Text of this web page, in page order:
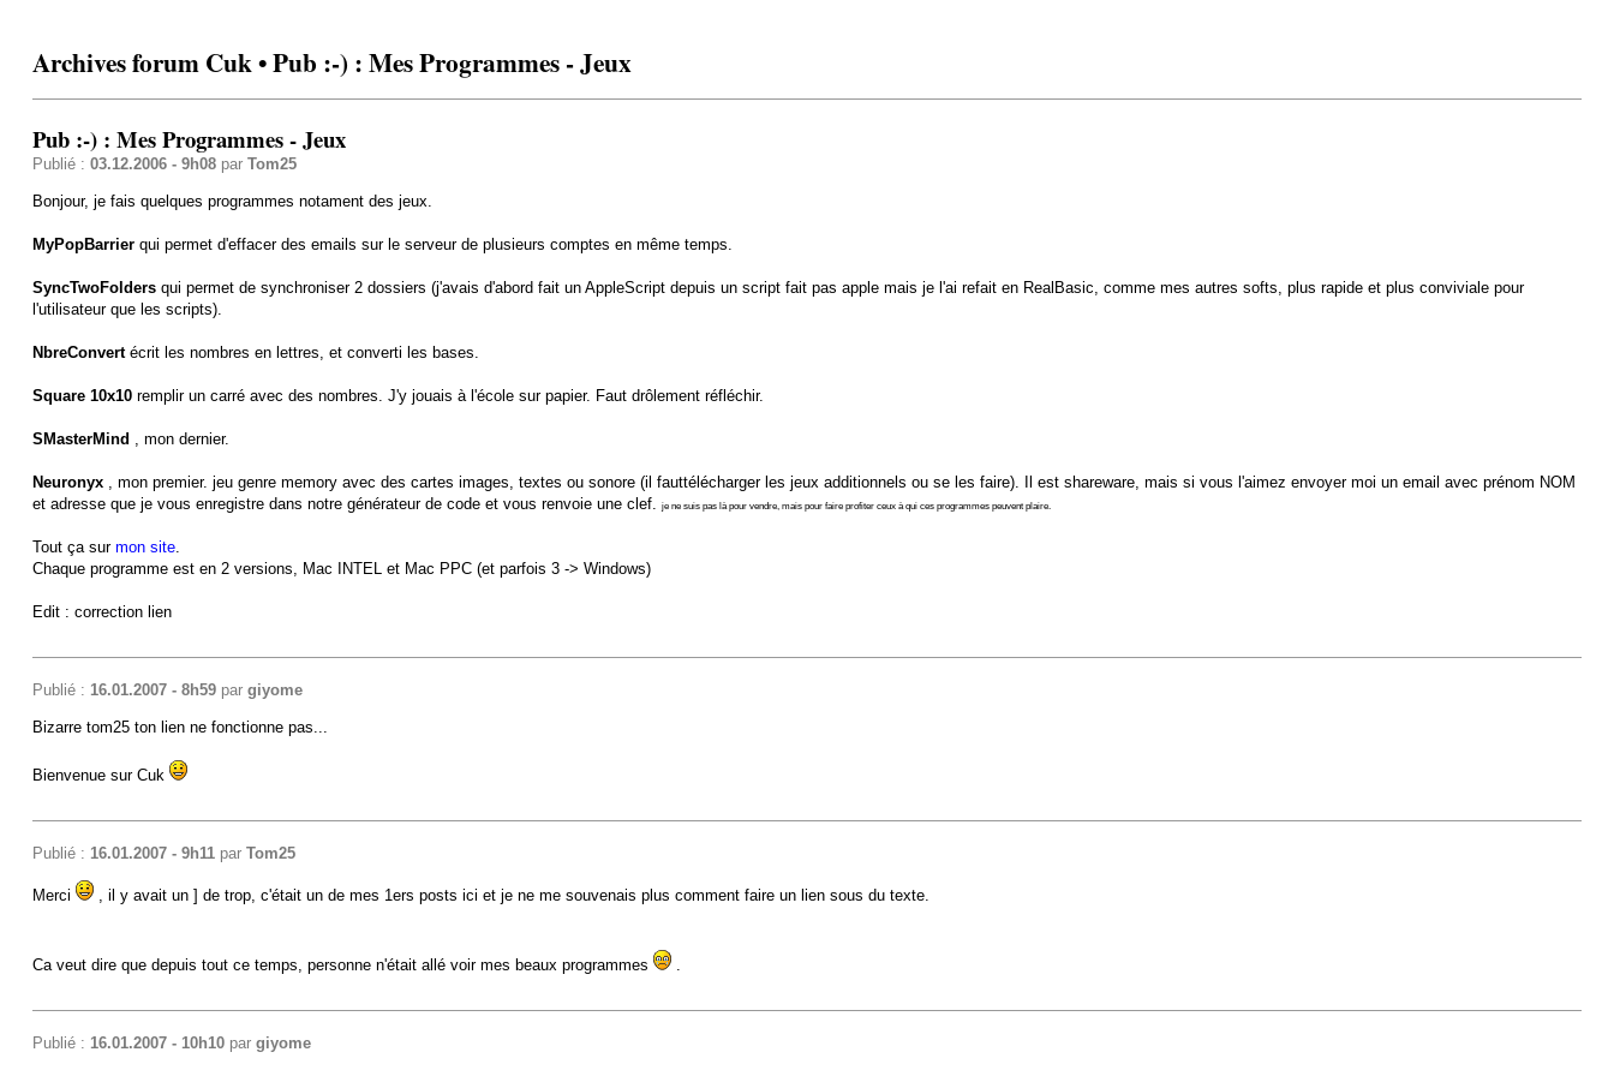
Archives forum Cuk • Pub :-) : Mes Programmes - Jeux
Pub :-) : Mes Programmes - Jeux
Publié : 03.12.2006 - 9h08par Tom25
Bonjour, je fais quelques programmes notament des jeux.
MyPopBarrierqui permet d'effacer des emails sur le serveur de plusieurs comptes en même temps.
SyncTwoFolders qui permet de synchroniser 2 dossiers (j'avais d'abord fait un AppleScript depuis un script fait pas apple mais je l'ai refait en RealBasic, comme mes autres softs, plus rapide et plus conviviale pour
l'utilisateur que les scripts).
NbreConvert écrit les nombres en lettres, et converti les bases.
Square 10x10remplir un carré avec des nombres. J'y jouais à l'école sur papier. Faut drôlement réfléchir.
SMasterMind , mon dernier.
Neuronyx, mon premier. jeu genre memory avec des cartes images, textes ou sonore (il fauttélécharger les jeux additionnels ou se les faire). Il est shareware, mais si vous l'aimez envoyer moi un email avec prénom NOM
et adresse que je vous enregistre dans notre générateur de code et vous renvoie une clef.
je ne suis pas là pour vendre, mais pour faire profiter ceux à qui ces programmes peuvent plaire.
Tout ça sur mon site.
Chaque programme est en 2 versions, Mac INTEL et Mac PPC (et parfois 3 -> Windows)
Edit : correction lien
Publié : 16.01.2007 - 8h59par giyome
Bizarre tom25 ton lien ne fonctionne pas...
Bienvenue sur Cuk
Publié : 16.01.2007 - 9h11par Tom25
Merci , il y avait un ] de trop, c'était un de mes 1ers posts ici et je ne me souvenais plus comment faire un lien sous du texte.
Ca veut dire que depuis tout ce temps, personne n'était allé voir mes beaux programmes .
Publié : 16.01.2007 - 10h10par giyome